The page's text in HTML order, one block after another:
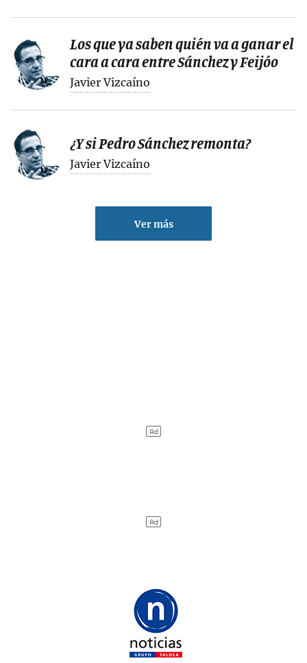
Javier Vizcaíno
Los que ya saben quién va a ganar el
cara a cara entre Sánchez y Feijóo
Javier Vizcaíno
¿Y si Pedro Sánchez remonta?
Ver más